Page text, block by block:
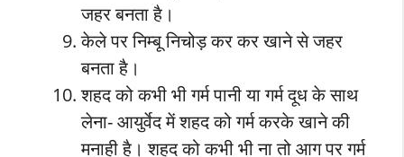
जहर बनता है।
केले पर निम्बू निचोड़ कर कर खाने से जहर
बनता है।
शहद को कभी भी गर्म पानी या गर्म दूध के साथ
लेना- आयुर्वेद में शहद को गर्म करके खाने की
मनाही है। शहद को कभी भी ना तो आग पर गर्म